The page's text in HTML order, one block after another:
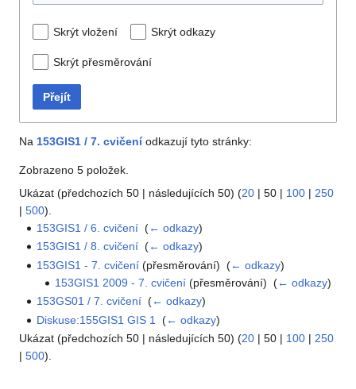
Skrýt vložení Skrýt odkazy
Skrýt přesměrování
Přejít
Na 153GIS1 / 7. cvičeníodkazují tyto stránky:
Zobrazeno 5 položek.
Ukázat (předchozích 50 | následujících 50) (20 | 50 | 100 | 250
| 500).
153GIS1 / 6. cvičení ‎(← odkazy)
153GIS1 / 8. cvičení ‎(← odkazy)
153GIS1 - 7. cvičení (přesměrování) ‎(← odkazy)
153GIS1 2009 - 7. cvičení(přesměrování) ‎ (← odkazy)
153GS01 / 7. cvičení ‎(← odkazy)
Diskuse:155GIS1 GIS 1
‎(← odkazy)
Ukázat (předchozích 50 | následujících 50) (20 | 50 | 100 | 250
| 500).